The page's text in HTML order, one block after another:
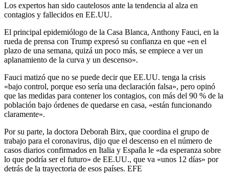
Los expertos han sido cautelosos ante la tendencia al alza en
contagios y fallecidos en EE.UU.
El principal epidemiólogo de la Casa Blanca, Anthony Fauci, en la
rueda de prensa con Trump expresó su confianza en que «en el
plazo de una semana, quizá un poco más, se empiece a ver un
aplanamiento de la curva y un descenso».
Fauci matizó que no se puede decir que EE.UU. tenga la crisis
«bajo control, porque eso sería una declaración falsa», pero opinó
que las medidas para contener los contagios, con más del 90 % de la
población bajo órdenes de quedarse en casa, «están funcionando
claramente».
Por su parte, la doctora Deborah Birx, que coordina el grupo de
trabajo para el coronavirus, dijo que el descenso en el número de
casos diarios confirmados en Italia y España le «da esperanza sobre
lo que podría ser el futuro» de EE.UU., que va «unos 12 días» por
detrás de la trayectoria de esos países. EFE